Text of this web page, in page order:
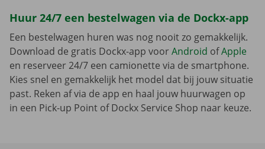
Huur 24/7 een bestelwagen via de Dockx-app
Een bestelwagen huren was nog nooit zo gemakkelijk.
Download de gratis Dockx-app voorAndroid ofApple
en reserveer 24/7 een camionette via de smartphone.
Kies snel en gemakkelijk het model dat bij jouw situatie
past. Reken af via de app en haal jouw huurwagen op
in een Pick-up Point of Dockx Service Shop naar keuze.